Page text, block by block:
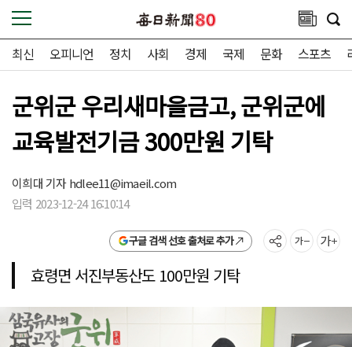
최신 오피니언 정치 사회 경제 국제 문화 스포츠
군위군 우리새마을금고, 군위군에
교육발전기금 300만원 기탁
이희대 기자hdlee11@imaeil.com
입력 2023-12-24 16:10:14
구글 검색 선호 출처로 추가
효령면 서진부동산도 100만원 기탁